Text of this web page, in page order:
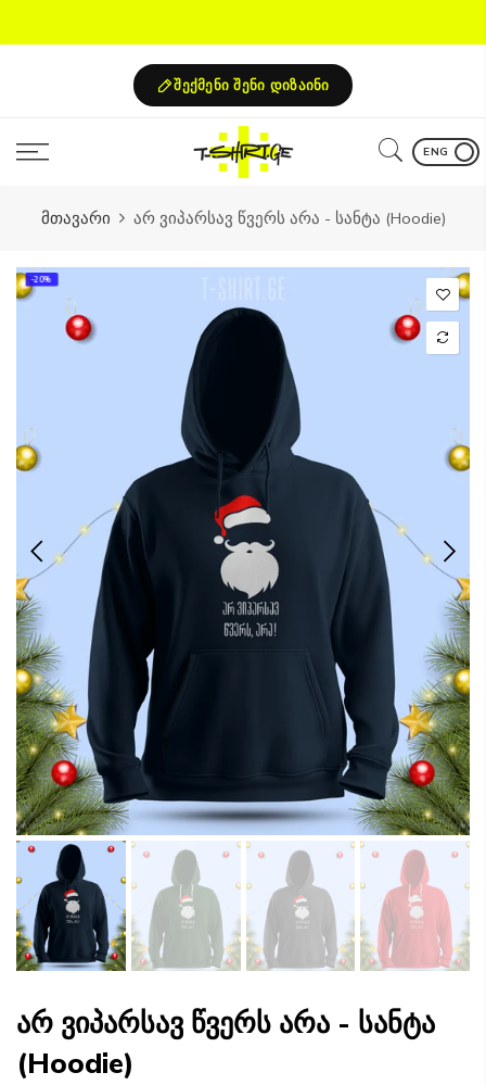
შექმენი შენი დიზაინი
ENG
მთავარი არ ვიპარსავ წვერს არა - სანტა (Hoodie)
-20%
არ ვიპარსავ წვერს არა - სანტა
(Hoodie)